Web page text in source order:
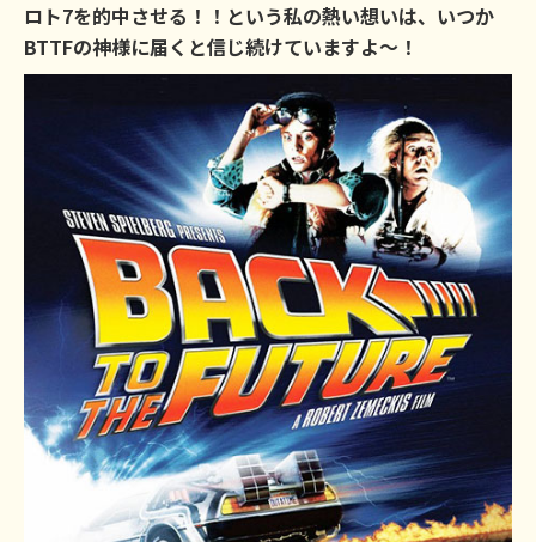
ロト7を的中させる！！という私の熱い想いは、いつか
BTTFの神様に届くと信じ続けていますよ～！